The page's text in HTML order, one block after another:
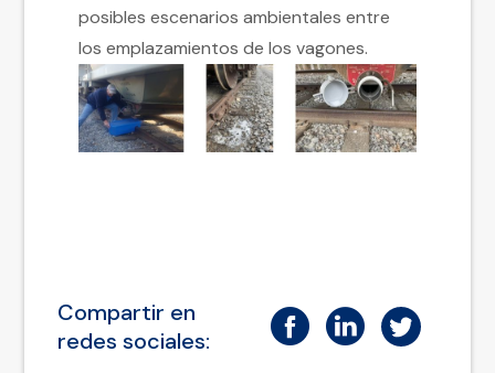
posibles escenarios ambientales entre
los emplazamientos de los vagones.
Compartir en
redes sociales: